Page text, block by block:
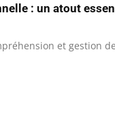
: un atout
et gestion